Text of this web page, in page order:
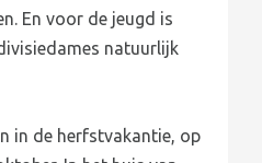
En voor de jeugd is
natuurlijk
in de herfstvakantie, op